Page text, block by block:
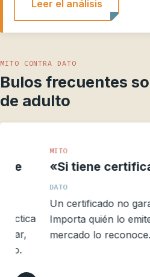
Leer el análisis
MITO CONTRA DATO
Bulos frecuentes
de adulto
«Si tiene certificado,
Un certificado no garantiza
Importa quién lo emite, qué
mercado lo reconoce.